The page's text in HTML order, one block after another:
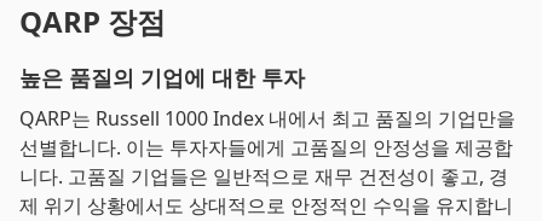
QARP 장점
높은 품질의 기업에 대한 투자
QARP는 Russell 1000 Index 내에서 최고 품질의 기업만을
선별합니다. 이는 투자자들에게 고품질의 안정성을 제공합
니다. 고품질 기업들은 일반적으로 재무 건전성이 좋고, 경
제 위기 상황에서도 상대적으로 안정적인 수익을 유지합니